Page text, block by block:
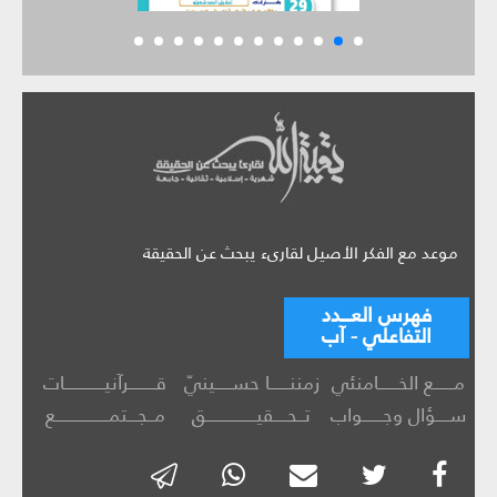
موعد مع الفكر الأصيل لقارىء يبحث عن الحقيقة
فهرس العـــدد
التفاعلي - آب
مــــــع الخــــــامنئي زمننــــــا حســـــينيّ
قــــــــرآنيــــــــــــات
ســــؤال وجــــــواب
تــحــــقيـــــــــــــــق مــجـــتمــــــــــــــــع